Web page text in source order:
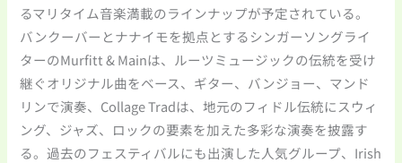
るマリタイム音楽満載のラインナップが予定されている。
バンクーバーとナナイモを拠点とするシンガーソングライ
ターのMurfitt & Mainは、ルーツミュージックの伝統を受け
継ぐオリジナル曲をベース、ギター、バンジョー、マンド
リンで演奏、Collage Tradは、地元のフィドル伝統にスウィ
ング、ジャズ、ロックの要素を加えた多彩な演奏を披露す
る。過去のフェスティバルにも出演した人気グループ、Irish